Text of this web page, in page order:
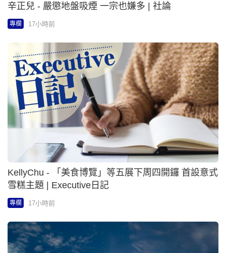
辛正兒 - 嚴懲地盤吸煙 一宗也嫌多 | 社論
專欄 17小時前
KellyChu - 「美食博覽」等五展下周四開鑼 首設意式
雪糕主題 | Executive日記
專欄 17小時前